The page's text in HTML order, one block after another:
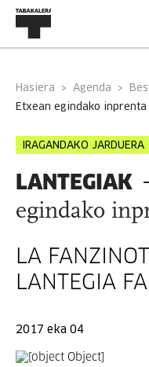
Hasiera Agenda
etxean egindako inprenta
IRAGANDAKO JARDUERA
LANTEGIAK
egindako
LA
LANTEGIA
2017 eka 04